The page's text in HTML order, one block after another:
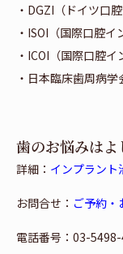
・DGZI（ドイツ口
・ISOI（国際口腔
・ICOI（国際口腔
・日本臨床歯周病
歯のお悩みは
詳細： インプラント
お問合せ： ご予約・
電話番号：03-